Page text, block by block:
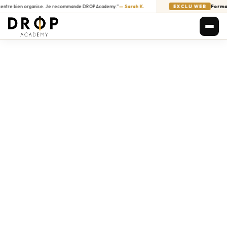
organise. Je recommande DROP Academy.”— Sarah K. EXCLU WEB Formation